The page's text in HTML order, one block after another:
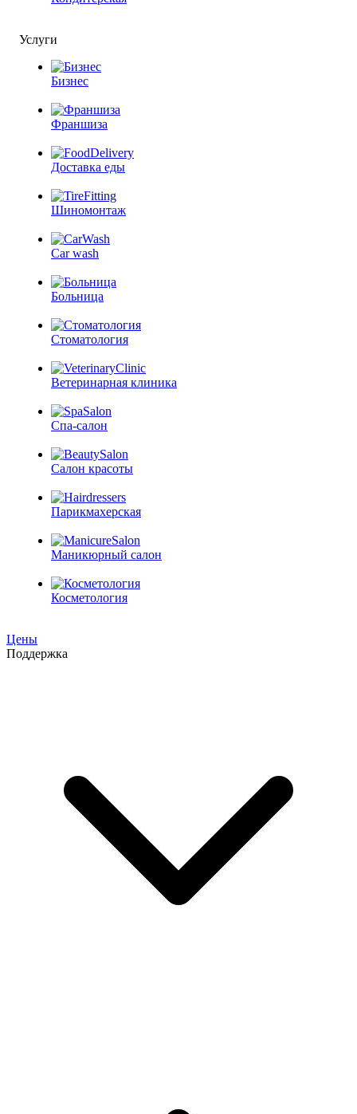
Услуги
Бизнес
Франшиза
Доставка еды
Шиномонтаж
Car wash
Больница
Стоматология
Ветеринарная клиника
Спа-салон
Салон красоты
Парикмахерская
Маникюрный салон
Косметология
Цены
Поддержка